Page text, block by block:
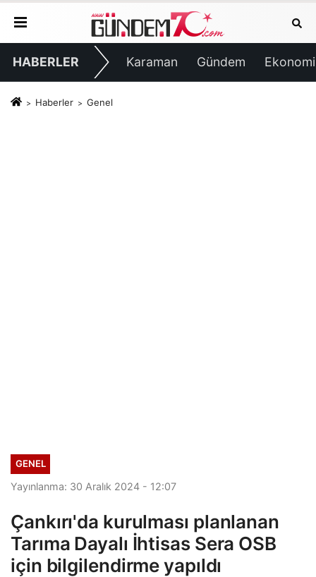
HABERLER Karaman Gündem Ekonomi
Haberler Genel
GENEL
Yayınlanma: 30 Aralık 2024 - 12:07
Çankırı'da kurulması planlanan
Tarıma Dayalı İhtisas Sera OSB
için bilgilendirme yapıldı